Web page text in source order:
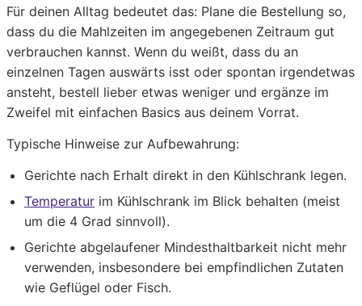
Für deinen Alltag bedeutet das: Plane die Bestellung so,
dass du die Mahlzeiten im angegebenen Zeitraum gut
verbrauchen kannst. Wenn du weißt, dass du an
einzelnen Tagen auswärts isst oder spontan irgendetwas
ansteht, bestell lieber etwas weniger und ergänze im
Zweifel mit einfachen Basics aus deinem Vorrat.
Typische Hinweise zur Aufbewahrung:
Gerichte nach Erhalt direkt in den Kühlschrank legen.
Temperatur im Kühlschrank im Blick behalten (meist
um die 4 Grad sinnvoll).
Gerichte abgelaufener Mindesthaltbarkeit nicht mehr
verwenden, insbesondere bei empfindlichen Zutaten
wie Geflügel oder Fisch.